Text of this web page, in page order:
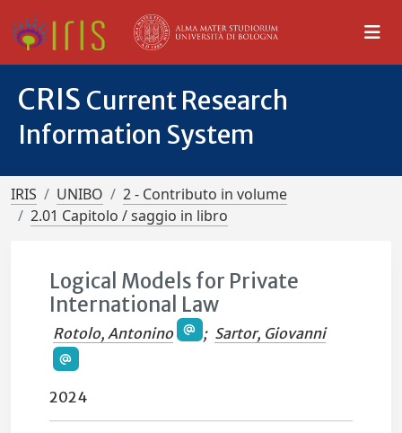
CRIS Current Research
Information System
IRIS UNIBO
2 - Contributo in volume
2.01 Capitolo / saggio in libro
Logical Models for Private
International Law
Rotolo, Antonino ; Sartor, Giovanni
2024